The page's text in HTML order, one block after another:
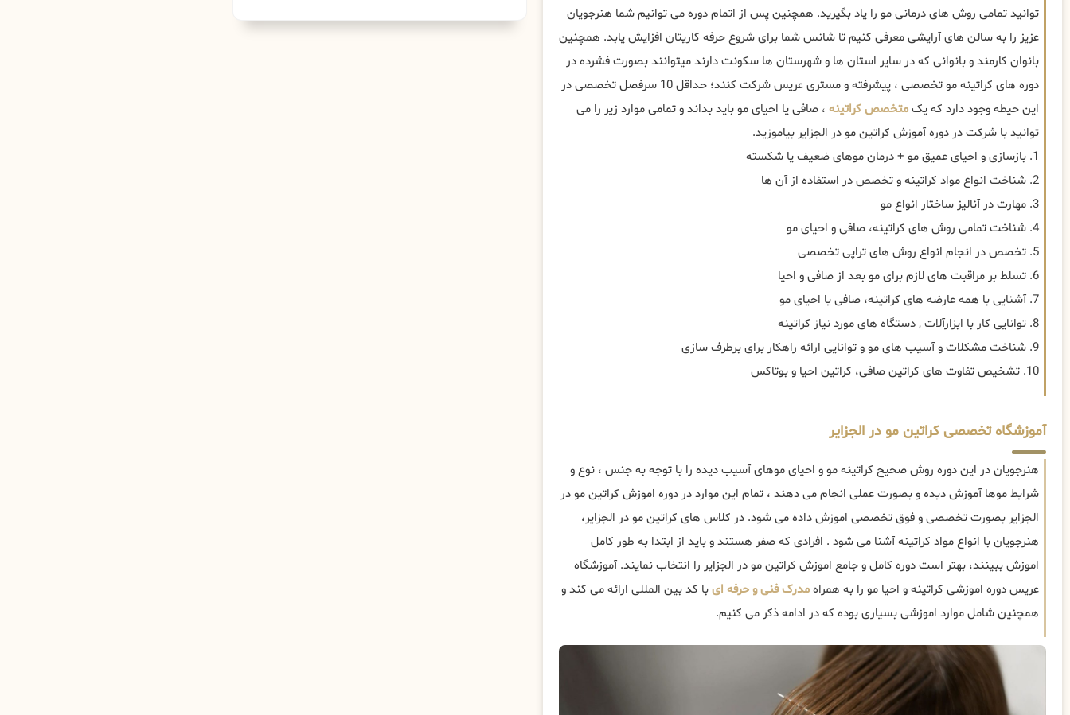
توانید تمامی روش های درمانی مو را یاد بگیرید. همچنین پس از اتمام دوره می توانیم شما هنرجویان
عزیز را به سالن های آرایشی معرفی کنیم تا شانس شما برای شروع حرفه کاریتان افزایش یابد. همچنین
بانوان کارمند و بانوانی که در سایر استان ها و شهرستان ها سکونت دارند میتوانند بصورت فشرده در
دوره های کراتینه مو تخصصی ، پیشرفته و مستری عریس شرکت کنند؛ حداقل 10 سرفصل تخصصی در
این حیطه وجود دارد که یکمتخصص کراتینه ، صافی یا احیای مو باید بداند و تمامی موارد زیر را می
توانید با شرکت در دوره آموزش کراتین مو در الجزایر بیاموزید.
1. بازسازی و احیای عمیق مو + درمان موهای ضعیف یا شکسته
2. شناخت انواع مواد کراتینه و تخصص در استفاده از آن ها
3. مهارت در آنالیز ساختار انواع مو
4. شناخت تمامی روش های کراتینه، صافی و احیای مو
5. تخصص در انجام انواع روش های تراپی تخصصی
6. تسلط بر مراقبت های لازم برای مو بعد از صافی و احیا
7. آشنایی با همه عارضه های کراتینه، صافی یا احیای مو
8. توانایی کار با ابزارآلات , دستگاه های مورد نیاز کراتینه
9. شناخت مشکلات و آسیب های مو و توانایی ارائه راهکار برای برطرف سازی
10. تشخیص تفاوت های کراتین صافی، کراتین احیا و بوتاکس
آموزشگاه تخصصی کراتین مو در الجزایر
هنرجویان در این دوره روش صحیح کراتینه مو و احیای موهای آسیب دیده را با توجه به جنس ، نوع و
شرایط موها آموزش دیده و بصورت عملی انجام می دهند ، تمام این موارد در دوره اموزش کراتین مو در
الجزایر بصورت تخصصی و فوق تخصصی اموزش داده می شود. در کلاس های کراتین مو در الجزایر،
هنرجویان با انواع مواد کراتینه آشنا می شود . افرادی که صفر هستند و باید از ابتدا به طور کامل
اموزش ببینند، بهتر است دوره کامل و جامع اموزش کراتین مو در الجزایر را انتخاب نمایند. آموزشگاه
عریس دوره اموزشی کراتینه و احیا مو را به همراهمدرک فنی و حرفه ایبا کد بین المللی ارائه می کند و
همچنین شامل موارد اموزشی بسیاری بوده که در ادامه ذکر می کنیم.